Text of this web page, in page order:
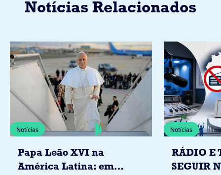
Notícias Relacionados
Notícias
Papa Leão XVI na
América Latina: em
Notícias
RÁDIO E
SEGUIR